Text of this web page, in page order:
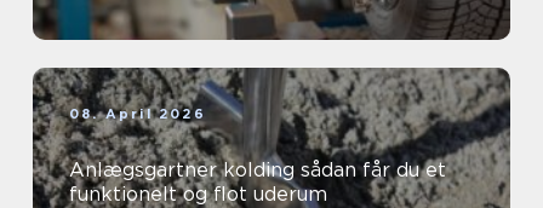
08. April 2026
Anlægsgartner kolding sådan får du et
funktionelt og flot uderum